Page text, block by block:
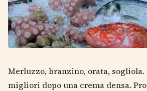
Merluzzo, branzino, orata, sogliola.
migliori dopo una crema densa.